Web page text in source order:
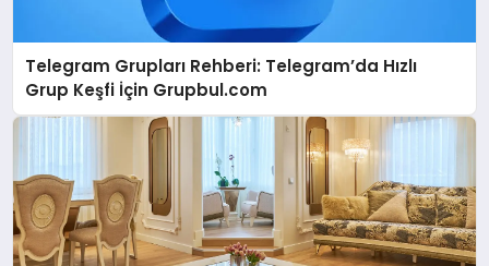
Telegram Grupları Rehberi: Telegram’da Hızlı
Grup Keşfi İçin Grupbul.com